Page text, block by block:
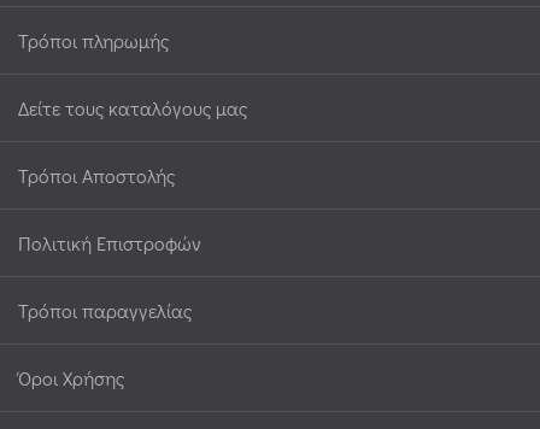
Τρόποι πληρωμής
Δείτε τους καταλόγους μας
Τρόποι Αποστολής
Πολιτική Επιστροφών
Τρόποι παραγγελίας
Όροι Χρήσης